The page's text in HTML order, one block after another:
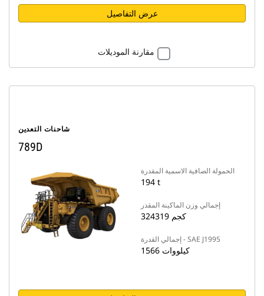
عرض التفاصيل
مقارنة الموديلات
شاحنات التعدين
789D
الحمولة الصافية الاسمية المقدرة
194 t
إجمالي وزن الماكينة المقدر
324319 كجم
إجمالي القدرة - SAE J1995
1566 كيلووات